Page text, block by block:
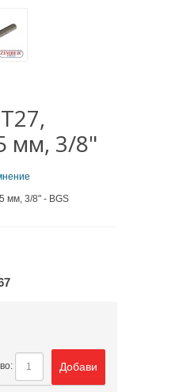
мм, 3/8"
мм, 3/8" - BGS
Добави